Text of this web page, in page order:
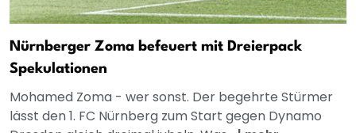
Nürnberger Zoma befeuert mit Dreierpack
Spekulationen
Mohamed Zoma - wer sonst. Der begehrte Stürmer
lässt den 1. FC Nürnberg zum Start gegen Dynamo